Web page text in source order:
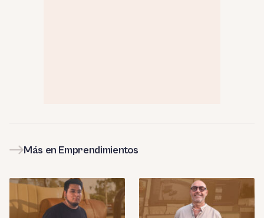
Más en Emprendimientos